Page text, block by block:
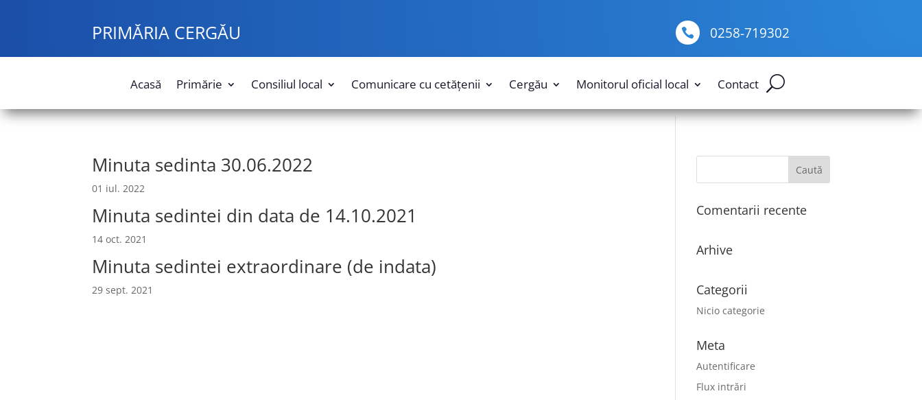
PRIMĂRIA CERGĂU  0258-719302
Acasă Primărie Consiliul local Comunicare cu cetățenii Cergău Monitorul oficial local Contact
Minuta sedinta 30.06.2022
01 iul. 2022
Minuta sedintei din data de 14.10.2021
14 oct. 2021
Minuta sedintei extraordinare (de indata)
29 sept. 2021
Comentarii recente
Arhive
Categorii
Nicio categorie
Meta
Autentificare
Flux intrări